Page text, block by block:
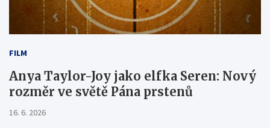
FILM
Anya Taylor-Joy jako elfka Seren: Nový
rozměr ve světě Pána prstenů
16. 6. 2026